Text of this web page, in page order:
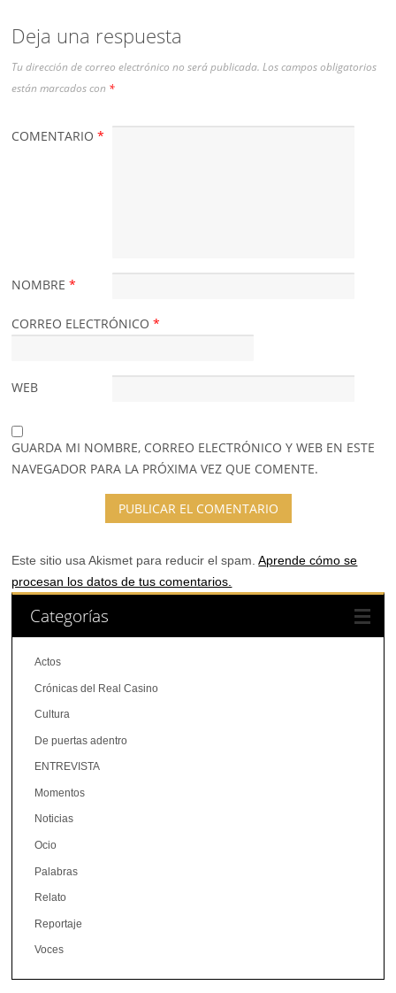
Deja una respuesta
Tu dirección de correo electrónico no será publicada. Los campos obligatorios
están marcados con *
COMENTARIO*
NOMBRE*
CORREO ELECTRÓNICO*
WEB
GUARDA MI NOMBRE, CORREO ELECTRÓNICO Y WEB EN ESTE
NAVEGADOR PARA LA PRÓXIMA VEZ QUE COMENTE.
Este sitio usa Akismet para reducir el spam.Aprende cómo se
procesan los datos de tus comentarios.
Categorías
Actos
Crónicas del Real Casino
Cultura
De puertas adentro
ENTREVISTA
Momentos
Noticias
Ocio
Palabras
Relato
Reportaje
Voces